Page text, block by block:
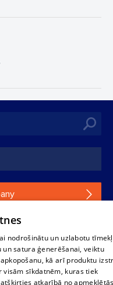
please fill in a
its parts or the
or parts of information in
nodrošinātu un uzlabotu
satura ģenerēšanai, veiktu
kā arī produktu
sīkdatnēm, kuras tiek
atkarībā no